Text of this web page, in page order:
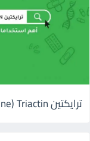
ترايكتين Cyproheptadine) Triactin) فاتح للشهية لزيادة الوزن